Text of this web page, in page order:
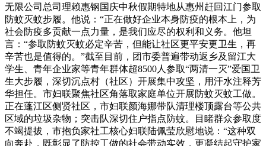
无限公司总司理赖惠钢国庆中秋假期特地从惠州赶回江门参取
防蚊灭蚊步履。他说：“正在做好企业本身防疫的根本上，为
社会防疫多贡献一点力量，是我们应尽的权利和义务。他坦
言：“参取防蚊灭蚊必定辛苦，但能让社区更平安更卫生，再
辛苦也是值得的。”截至目前，团市委普遍带动返乡及留江大
学生、青年企业家等青年群体超8500人参取“两清一灭”爱国卫
生大步履，深切沉点村（社区）开展集中攻坚，用汗水注释芳
华担任。市妇联聚焦社区角落取家庭单位开展防蚊灭蚊工做。
正在蓬江区侧贤社区，市妇联颜海娜带队清理楼顶露台等公共
区域的垃圾杂物；突击队深切住户指点防蚊。目睹群众参取度
不竭提拔，市抱负家社工核心妇联陆佩莹欣慰地说：“这种双
向奔赴，既彰显了防控工做的社会带动实效，更凝结起守护家